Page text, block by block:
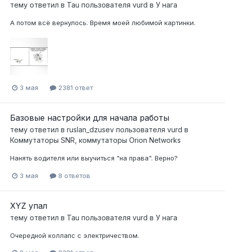
тему ответил в Tau пользователя vurd в У нага
А потом всё вернулось. Время моей любимой картинки.
3 мая 2381 ответ
Базовые настройки для начала работы
тему ответил в ruslan_dzusev пользователя vurd в
Коммутаторы SNR, коммутаторы Orion Networks
Нанять водителя или выучиться "на права". Верно?
3 мая 8 ответов
XYZ упал
тему ответил в Tau пользователя vurd в У нага
Очередной коллапс с электричеством.